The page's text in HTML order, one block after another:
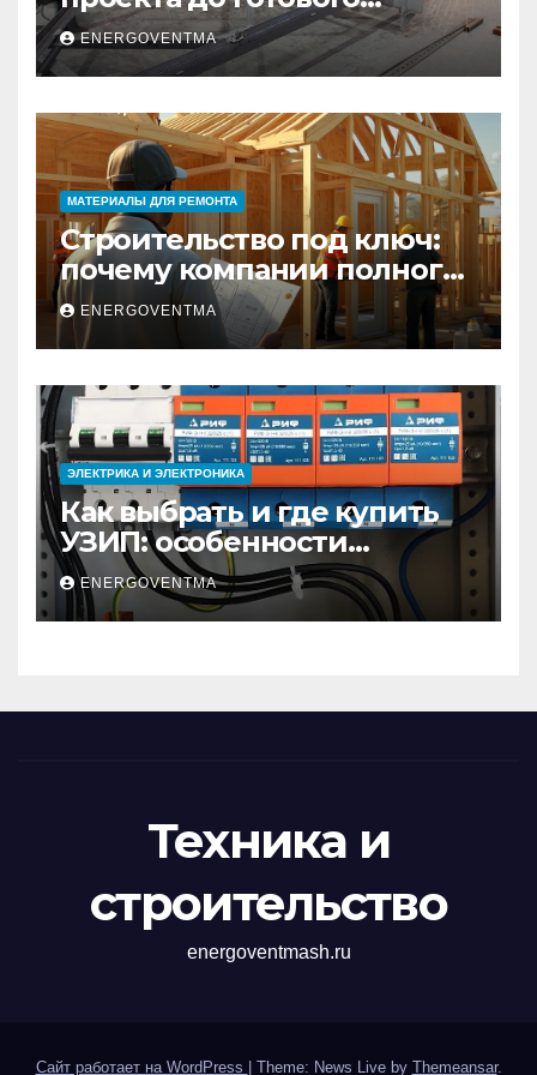
изделия – полный
практический гид
ENERGOVENTMA
МАТЕРИАЛЫ ДЛЯ РЕМОНТА
Строительство под ключ:
почему компании полного
цикла меняют рынок
недвижимости
ENERGOVENTMA
ЭЛЕКТРИКА И ЭЛЕКТРОНИКА
Как выбрать и где купить
УЗИП: особенности
устройств защиты от
импульсных
перенапряжений
ENERGOVENTMA
Техника и
строительство
energoventmash.ru
Сайт работает на WordPress Theme: News Live by Themeansar.